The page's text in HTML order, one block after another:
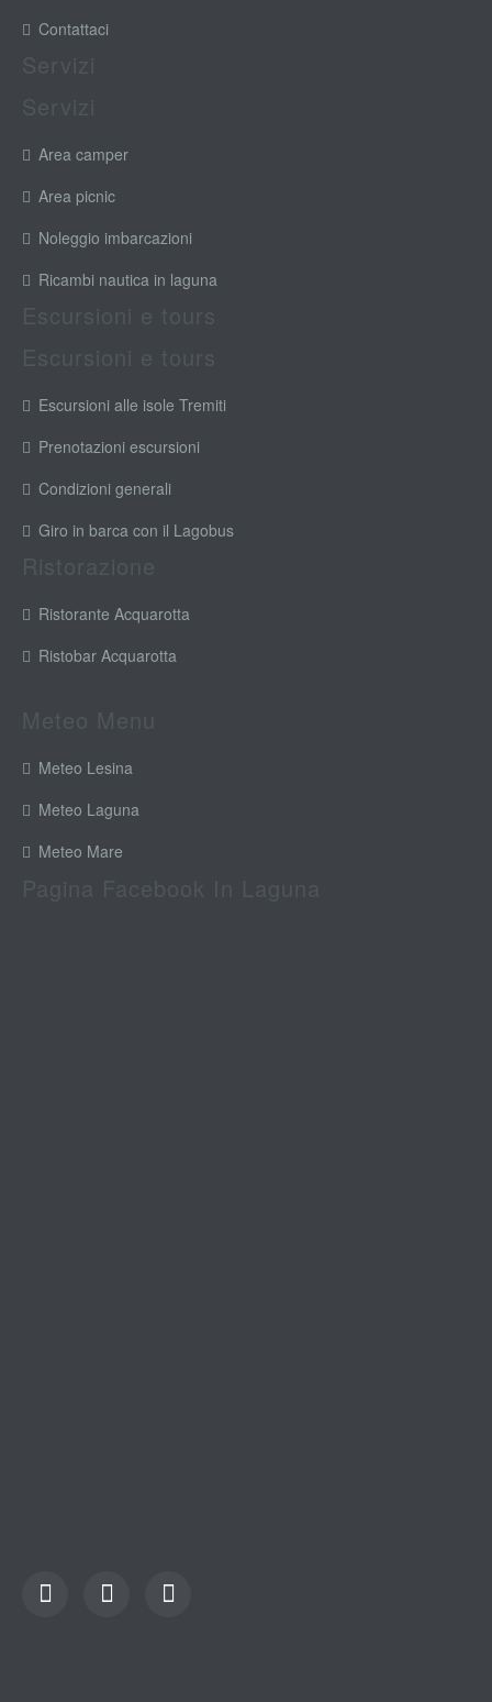
Contattaci
Area camper
Area picnic
Noleggio imbarcazioni
Ricambi nautica in laguna
Escursioni alle isole Tremiti
Prenotazioni escursioni
Condizioni generali
Giro in barca con il Lagobus
Ristorante Acquarotta
Ristobar Acquarotta
Meteo Lesina
Meteo Laguna
Meteo Mare